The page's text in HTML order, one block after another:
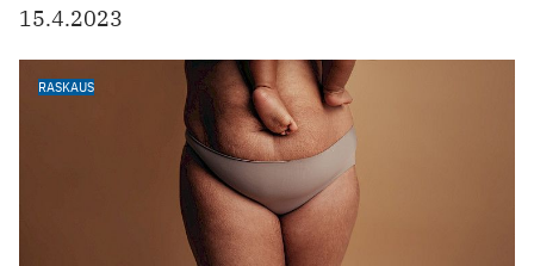
15.4.2023
RASKAUS